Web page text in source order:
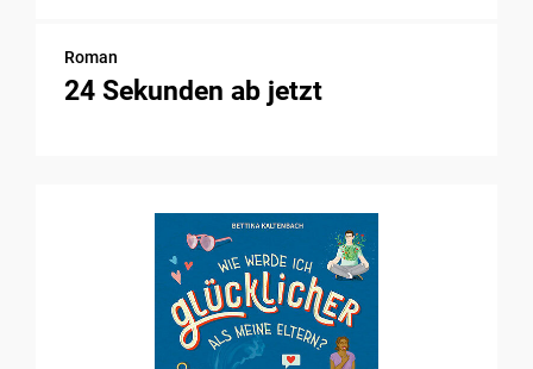
Roman
24 Sekunden ab jetzt